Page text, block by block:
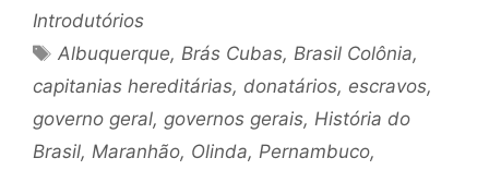
Introdutórios
Tags
Albuquerque, Brás Cubas, Brasil Colônia,
capitanias hereditárias, donatários, escravos,
governo geral, governos gerais, História do
Brasil, Maranhão, Olinda, Pernambuco,